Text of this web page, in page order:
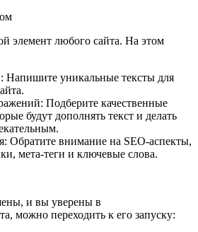
элемент любого сайта. На этом
Напишите уникальные тексты для
Подберите качественные
будут дополнять текст и делать
Обратите внимание на SEO-аспекты,
мета-теги и ключевые слова.
и вы уверены в
можно переходить к его запуску: